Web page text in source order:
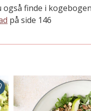
finde i kogebogen
på side 146